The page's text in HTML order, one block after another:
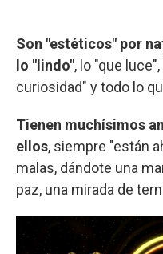
Son "estéticos" por
lo "lindo", lo "que
curiosidad" y todo lo
Tienen muchísimos
ellos, siempre "están
malas, dándote una
paz, una mirada de